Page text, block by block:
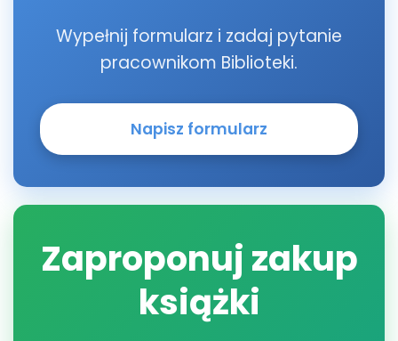
Wypełnij formularz i zadaj pytanie
pracownikom Biblioteki.
Napisz formularz
Zaproponuj zakup
książki